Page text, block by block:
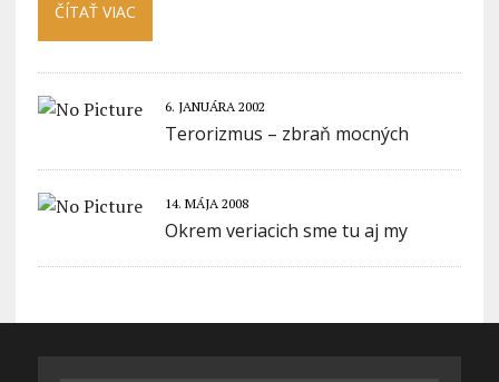
ČÍTAŤ VIAC
6. JANUÁRA 2002
Terorizmus – zbraň mocných
14. MÁJA 2008
Okrem veriacich sme tu aj my